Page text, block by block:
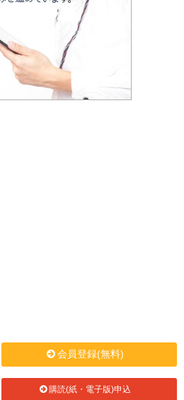
会員登録(無料)
購読(紙・電子版)申込